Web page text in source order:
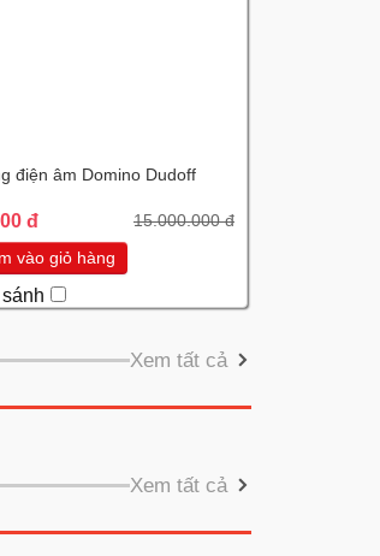
điện âm Domino Dudoff
đ 15.000.000 đ
vào giỏ hàng
Xem tất cả
Xem tất cả